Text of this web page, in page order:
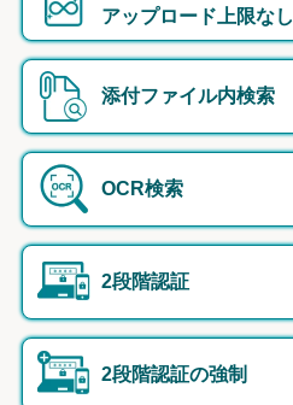
アップロード上限なし
添付ファイル内検索
OCR検索
2段階認証
2段階認証の強制